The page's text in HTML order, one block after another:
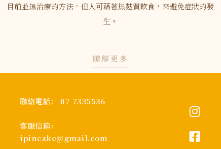
目前並無治療的方法，但人可藉著無麩質飲食，來避免症狀的發
生。
瞭解更多
聯絡電話： 07-7335536
客服信箱：
ipincake@gmail.com